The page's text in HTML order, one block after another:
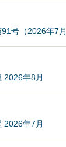
号（2026年7
2026年8月
2026年7月